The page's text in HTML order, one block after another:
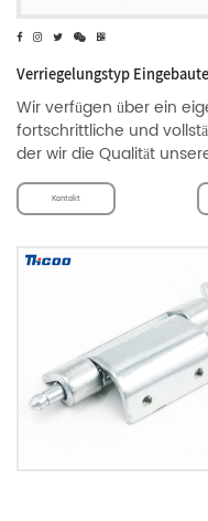
Verriegelungstyp
Wir verfügen über ein
fortschrittliche und
der wir die Qualität
Kontakt